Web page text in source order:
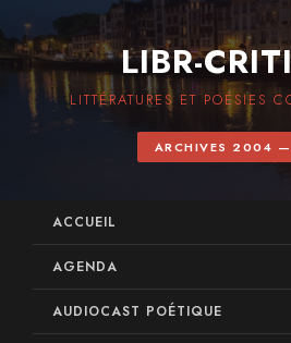
LIBR-
LITTÉRATURES ET POÉSIES
ARCHIVES 2004
ACCUEIL
AGENDA
AUDIOCAST POÉTIQUE